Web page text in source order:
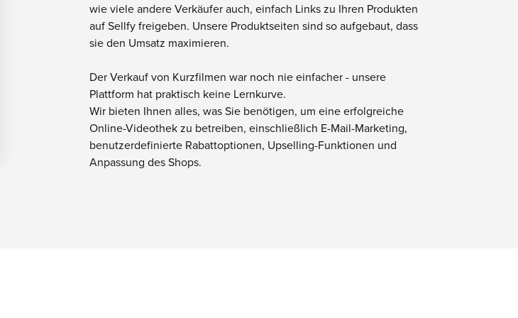
wie viele andere Verkäufer auch, einfach Links zu Ihren Produkten
auf Sellfy freigeben. Unsere Produktseiten sind so aufgebaut, dass
sie den Umsatz maximieren.
Der Verkauf von Kurzfilmen war noch nie einfacher - unsere
Plattform hat praktisch keine Lernkurve.
Wir bieten Ihnen alles, was Sie benötigen, um eine erfolgreiche
Online-Videothek zu betreiben, einschließlich E-Mail-Marketing,
benutzerdefinierte Rabattoptionen, Upselling-Funktionen und
Anpassung des Shops.